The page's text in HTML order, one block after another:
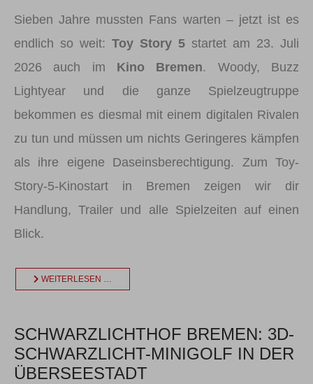
Sieben Jahre mussten Fans warten – jetzt ist es
endlich so weit: Toy Story 5 startet am 23. Juli
2026 auch im Kino Bremen. Woody, Buzz
Lightyear und die ganze Spielzeugtruppe
bekommen es diesmal mit einem digitalen Rivalen
zu tun und müssen um nichts Geringeres kämpfen
als ihre eigene Daseinsberechtigung. Zum Toy-
Story-5-Kinostart in Bremen zeigen wir dir
Handlung, Trailer und alle Spielzeiten auf einen
Blick.
WEITERLESEN …
SCHWARZLICHTHOF BREMEN: 3D-
SCHWARZLICHT-MINIGOLF IN DER
ÜBERSEESTADT